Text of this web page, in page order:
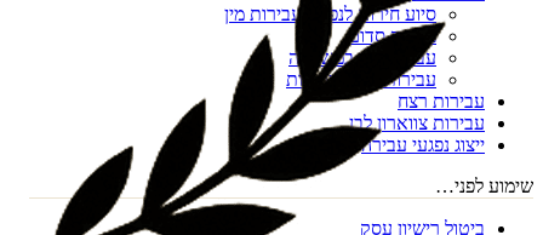
סיוע חירום לנפגעי עבירות מין
מעשה סדום
עבירות מין במשפחה
עבירות מין דיגיטליות
עבירות רצח
עבירות צווארון לבן
ייצוג נפגעי עבירה
שימוע לפני…
ביטול רישיון עסק